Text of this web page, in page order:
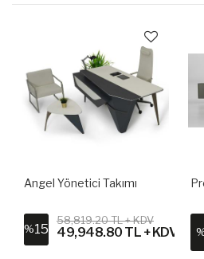
Angel Yönetici Takımı
%15
58,819.20 TL + KDV
49,948.80 TL + KDV